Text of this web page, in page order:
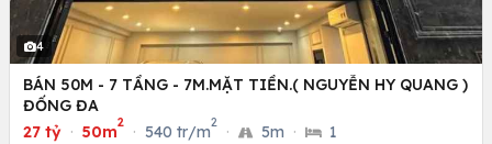
4
BÁN 50M - 7 TẦNG - 7M.MẶT TIỀN.( NGUYỄN HY QUANG )
ĐỐNG ĐA
27 tỷ · 50m
2
· 540 tr/m
2
· 5m · 1